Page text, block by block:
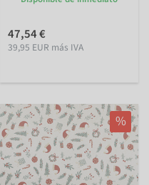
47,54 €
39,95 EUR más IVA
%